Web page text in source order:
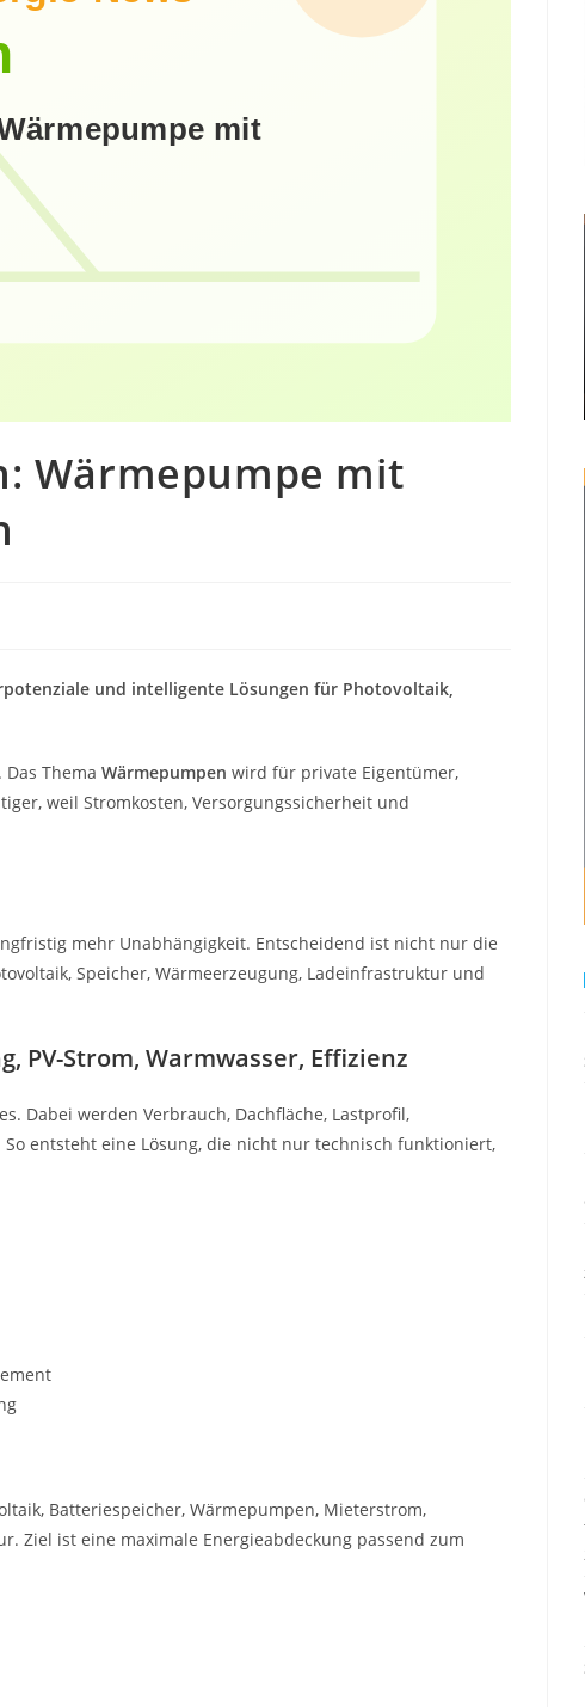
Wärmepumpe mit
und intelligente Lösungen für Photovoltaik,
Thema Wärmepumpen wird für private Eigentümer,
weil Stromkosten, Versorgungssicherheit und
mehr Unabhängigkeit. Entscheidend ist nicht nur die
Speicher, Wärmeerzeugung, Ladeinfrastruktur und
PV-Strom, Warmwasser, Effizienz
Dabei werden Verbrauch, Dachfläche, Lastprofil,
entsteht eine Lösung, die nicht nur technisch funktioniert,
Batteriespeicher, Wärmepumpen, Mieterstrom,
Ziel ist eine maximale Energieabdeckung passend zum